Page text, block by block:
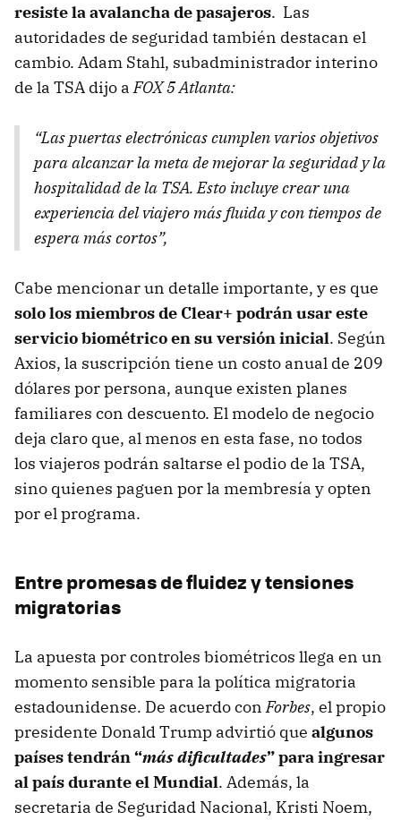
resiste la avalancha de pasajeros. Las
autoridades de seguridad también destacan el
cambio. Adam Stahl, subadministrador interino
de la TSA dijo aFOX 5 Atlanta:
“Las puertas electrónicas cumplen varios objetivos
para alcanzar la meta de mejorar la seguridad y la
hospitalidad de la TSA. Esto incluye crear una
experiencia del viajero más fluida y con tiempos de
espera más cortos”,
Cabe mencionar un detalle importante, y es que
solo los miembros de Clear+ podrán usar este
servicio biométrico en su versión inicial. Según
Axios, la suscripción tiene un costo anual de 209
dólares por persona, aunque existen planes
familiares con descuento. El modelo de negocio
deja claro que, al menos en esta fase, no todos
los viajeros podrán saltarse el podio de la TSA,
sino quienes paguen por la membresía y opten
por el programa.
Entre promesas de fluidez y tensiones
migratorias
La apuesta por controles biométricos llega en un
momento sensible para la política migratoria
estadounidense. De acuerdo conForbes, el propio
presidente Donald Trump advirtió que algunos
países tendrán “más dificultades” para ingresar
al país durante el Mundial. Además, la
secretaria de Seguridad Nacional, Kristi Noem,